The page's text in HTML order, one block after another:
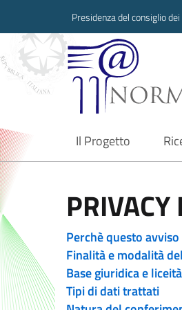
Presidenza del consiglio
Il Progetto
current
PRIVACY
Perchè questo avviso
Finalità e modalità
Base giuridica e
Tipi di dati trattati